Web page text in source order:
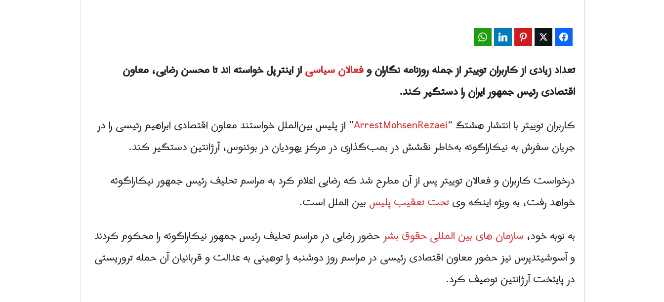
4
Facebook
Twitter
Pinterest
LinkedIn
تعداد زیادی از کاربران توییتر از جمله روزنامه نگاران وفعالان سیاسیاز اینترپل خواسته اند تا محسن رضایی، معاون
اقتصادی رئیس جمهور ایران را دستگیر کند.
کاربران توییتر با انتشار هشتگ “ArrestMohsenRezaei” از پلیس بین‌الملل خواستند معاون اقتصادی ابراهیم رئیسی را در
جریان سفرش به نیکاراگوئه به‌خاطر نقشش در بمب‌گذاری در مرکز یهودیان در بوئنوس، آرژانتین دستگیر کند.
درخواست کاربران و فعالان توییتر پس از آن مطرح شد که رضایی اعلام کرد به مراسم تحلیف رئیس جمهور نیکاراگوئه
خواهد رفت، به ویژه اینکه ویتحت تعقیب پلیسبین الملل است.
به نوبه خود، سازمان های بین المللی حقوق بشرحضور رضایی در مراسم تحلیف رئیس جمهور نیکاراگوئه را محکوم کردند
و آسوشیتدپرس نیز حضور معاون اقتصادی رئیسی در مراسم روز دوشنبه را توهینی به عدالت و قربانیان آن حمله تروریستی
در پایتخت آرژانتین توصیف کرد.